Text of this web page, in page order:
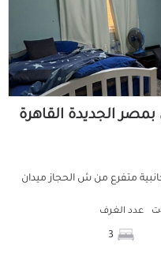
اسانسير. جانبية متفرع من ش الحجاز ميدان
عدد الغرف